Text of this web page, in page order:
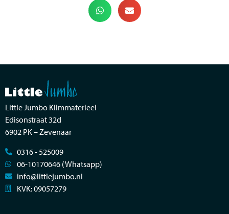
Little Jumbo Klimmaterieel
Edisonstraat 32d
6902 PK – Zevenaar
0316 - 525009
06-10170646 (Whatsapp)
info@littlejumbo.nl
KVK: 09057279